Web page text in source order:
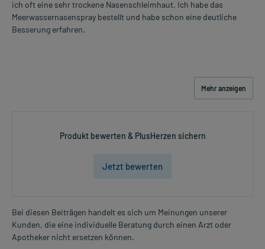
ich oft eine sehr trockene Nasenschleimhaut. Ich habe das
Meerwassernasenspray bestellt und habe schon eine deutliche
Besserung erfahren.
Mehr anzeigen
Produkt bewerten & PlusHerzen sichern
Jetzt bewerten
Bei diesen Beiträgen handelt es sich um Meinungen unserer
Kunden, die eine individuelle Beratung durch einen Arzt oder
Apotheker nicht ersetzen können.